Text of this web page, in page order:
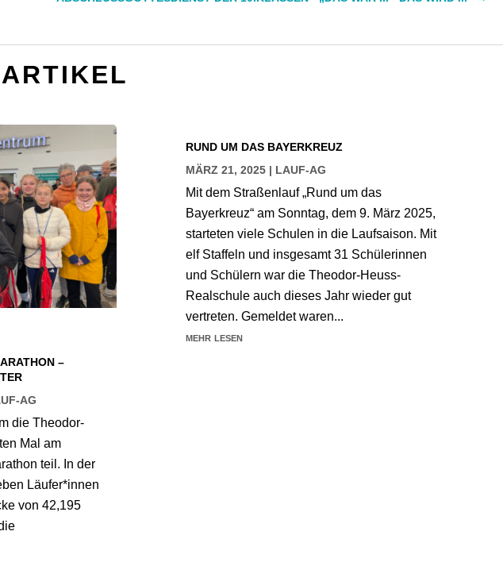
–
AG
die Theodor-
Mal am
teil. In der
Läufer*innen
von 42,195
RUND UM DAS BAYERKREUZ
MÄRZ 21, 2025| LAUF-AG
Mit dem Straßenlauf „Rund um das
Bayerkreuz“ am Sonntag, dem 9. März 2025,
starteten viele Schulen in die Laufsaison. Mit
elf Staffeln und insgesamt 31 Schülerinnen
und Schülern war die Theodor-Heuss-
Realschule auch dieses Jahr wieder gut
vertreten. Gemeldet waren...
mehr lesen